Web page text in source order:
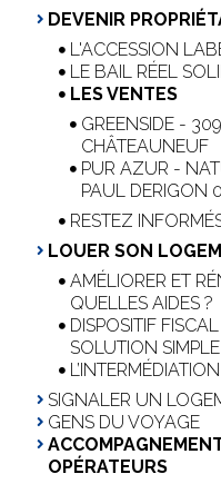
DEVENIR
L'ACCESSION
LE BAIL RÉEL
LES VENTES
GREENSIDE -
CHÂTEAUNEUF
PUR AZUR -
PAUL DERIGON
RESTEZ
LOUER SON
AMÉLIORER ET
QUELLES AIDES ?
DISPOSITIF
SOLUTION SIMPLE
SIGNALER UN
GENS DU VOYAGE
OPÉRATEURS